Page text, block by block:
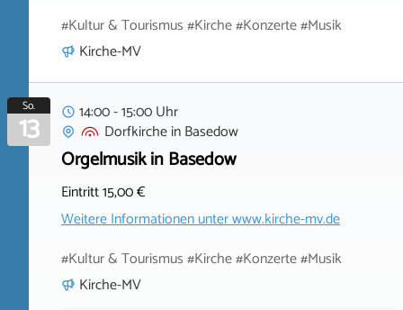
#Kultur & Tourismus #Kirche #Konzerte #Musik
Kirche-MV
So.
13
14:00 - 15:00 Uhr
DorfkircheinBasedow
Orgelmusik in Basedow
Eintritt 15,00 €
Weitere Informationen unterwww.kirche-mv.de
#Kultur & Tourismus #Kirche #Konzerte #Musik
Kirche-MV